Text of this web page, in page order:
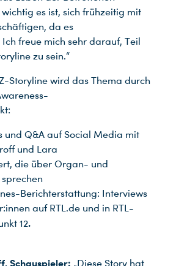
es ist, sich frühzeitig mit
da es
freue mich sehr darauf, Teil
zu sein.“
Storyline wird das Thema durch
und Q&A auf Social Media mit
und Lara
die über Organ- und
Berichterstattung: Interviews
auf RTL.de und in RTL-
12.
Schauspieler: „Diese Story hat